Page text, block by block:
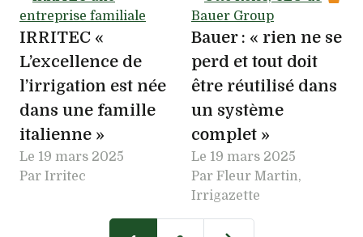
IRRITEC «
L’excellence de
l’irrigation est née
dans une famille
italienne »
Le 19 mars 2025
Par Irritec
Bauer : « rien ne se
perd et tout doit
être réutilisé dans
un système
complet »
Le 19 mars 2025
Par Fleur Martin,
Irrigazette
Pagination